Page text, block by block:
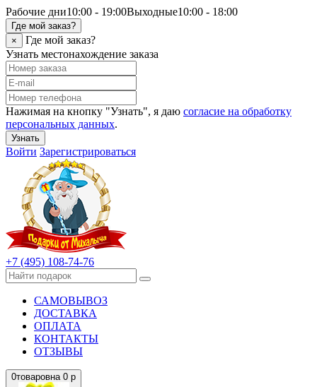
Рабочие дни10:00 - 19:00Выходные10:00 - 18:00
Где мой заказ?
×
Где мой заказ?
Узнать местонахождение заказа
Нажимая на кнопку "Узнать", я даю согласие на обработку
персональных данных.
Узнать
Войти Зарегистрироваться
+7 (495) 108-74-76
САМОВЫВОЗ
ДОСТАВКА
ОПЛАТА
КОНТАКТЫ
ОТЗЫВЫ
0товаровна 0 р